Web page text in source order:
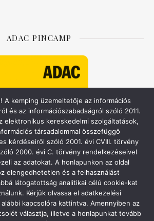
ADAC PINCAMP
– CAMPING.INFO
A kemping üzemeltetője az információs
és az információszabadságról szóló 2011.
elektronikus kereskedelmi szolgáltatások,
társadalommal összefüggő
kérdéseiről szóló 2001. évi CVIII. törvény
2000. évi C. törvény rendelkezéseivel
az adatokat. A honlapunkon az oldal
elengedhetetlen és a felhasználást
látogatottság analitikai célú cookie-kat
Kérjük olvassa el adatkezelési
kapcsolóra kattintva. Amennyiben az
választja, illetve a honlapunkat tovább